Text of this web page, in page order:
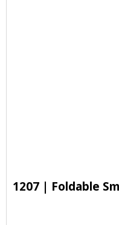
1207 | Foldable